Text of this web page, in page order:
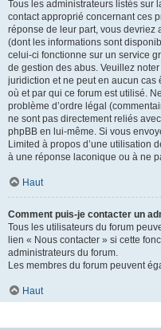
Tous les administrateurs listés sur
contact approprié concernant ces
réponse de leur part, vous devriez
(dont les informations sont
celui-ci fonctionne sur un service
de gestion des abus. Veuillez
juridiction et ne peut en aucun cas
où et par qui ce forum est utilisé.
problème d’ordre légal
ne sont pas directement reliés
phpBB en lui-même. Si vous
Limited à propos d’une utilisation
à une réponse laconique ou à ne
Haut
Comment puis-je contacter un
Tous les utilisateurs du forum
lien « Nous contacter » si cette
administrateurs du forum.
Les membres du forum peuvent
Haut